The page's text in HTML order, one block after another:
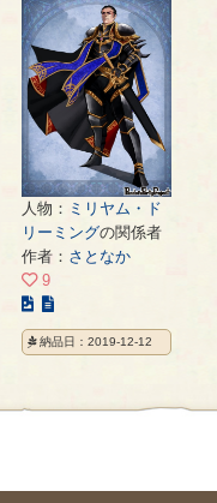
人物： ミリヤム・ド
リーミングの関係者
作者： さとなか
9
の
イ
ー
納品日：2019-12-12